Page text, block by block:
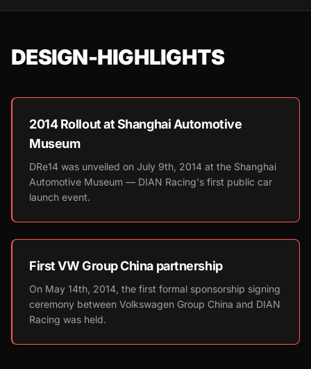
DESIGN-HIGHLIGHTS
2014 Rollout at Shanghai Automotive
Museum
DRe14 was unveiled on July 9th, 2014 at the Shanghai
Automotive Museum — DIAN Racing's first public car
launch event.
First VW Group China partnership
On May 14th, 2014, the first formal sponsorship signing
ceremony between Volkswagen Group China and DIAN
Racing was held.